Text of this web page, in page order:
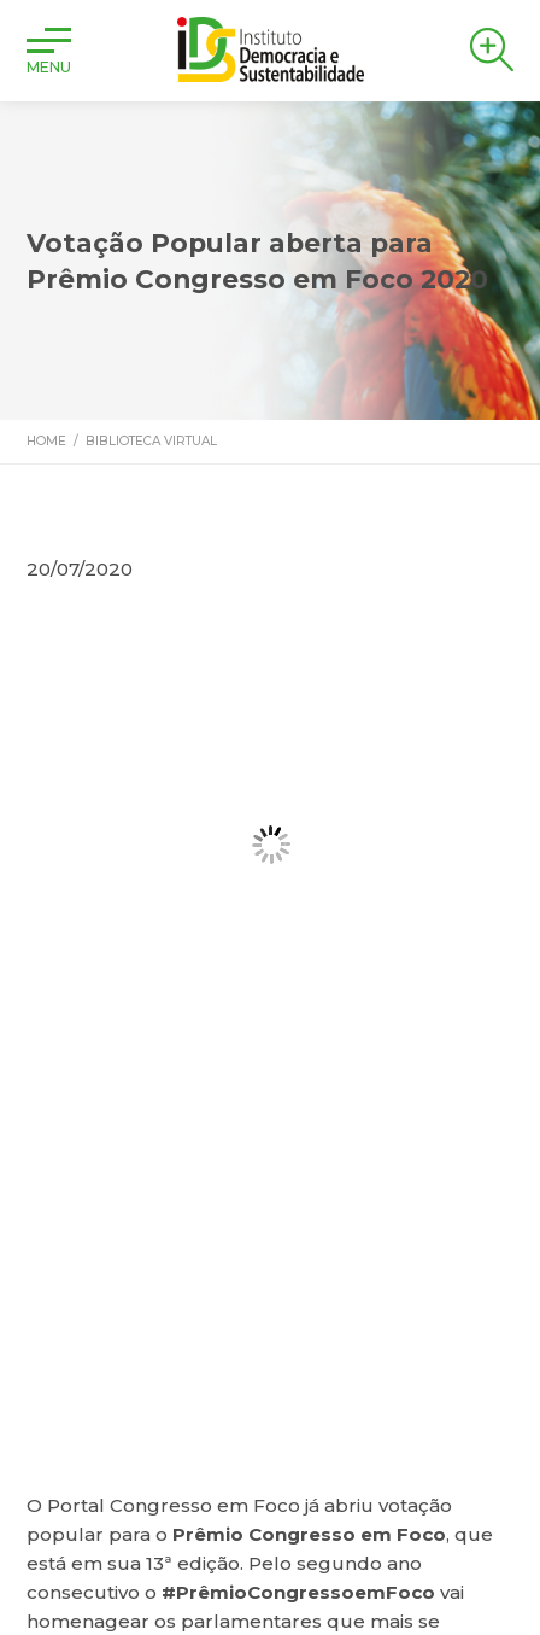
MENU
Votação Popular aberta para
Prêmio Congresso em Foco 2020
HOME / BIBLIOTECA VIRTUAL
20/07/2020
O Portal Congresso em Foco já abriu votação
popular para o Prêmio Congresso em Foco, que
está em sua 13ª edição. Pelo segundo ano
consecutivo o #PrêmioCongressoemFoco vai
homenagear os parlamentares que mais se